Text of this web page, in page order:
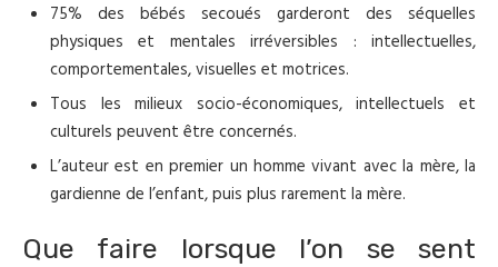
75% des bébés secoués garderont des séquelles
physiques et mentales irréversibles : intellectuelles,
comportementales, visuelles et motrices.
Tous les milieux socio-économiques, intellectuels et
culturels peuvent être concernés.
L’auteur est en premier un homme vivant avec la mère, la
gardienne de l’enfant, puis plus rarement la mère.
Que faire lorsque l’on se sent